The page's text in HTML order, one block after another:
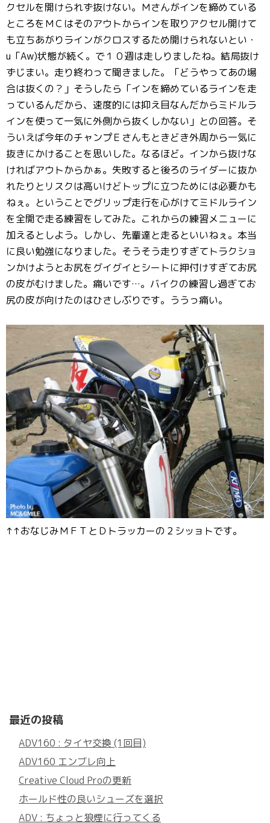
クセルを開けられず抜けない。Ｍさんがインを締めている
ところをＭＣはそのアウトからインを取りアクセル開けて
も立ちあがりラインがクロスするため開けられないとい・
u「Αw)状態が続く。で１０週は走しりましたね。結局抜け
ずじまい。走り終わって聞きました。「どうやってあの場
合は抜くの？」そうしたら「インを締めているラインを走
っているんだから、速度的には抑え目なんだからミドルラ
インを使って一気に外側から抜くしかない」との回答。そ
ういえば今年のチャンプＥさんもときどき外周から一気に
抜きにかけることを思いした。なるほど。インから抜けな
ければアウトからかぁ。失敗すると後ろのライダーに抜か
れたりとリスクは高いけどトップに立つためには必要かも
ねぇ。ということでグリップ走行を心がけてミドルライン
を全開で走る練習をしてみた。これからの練習メニューに
加えるとしよう。しかし、先輩達と走るといいねぇ。本当
に良い勉強になりました。そうそう走りすぎてトラクショ
ンかけようとお尻をグイグイとシートに押付けすぎてお尻
の皮がむけました。痛いです…。バイクの練習し過ぎてお
尻の皮が向けたのはひさしぶりです。ううっ痛い。
↑↑おなじみＭＦＴとＤトラッカーの２シッョトです。
最近の投稿
ADV160 : タイヤ交換 (1回目)
ADV160 エンブレ向上
Creative Cloud Proの更新
ホールド性の良いシューズを選択
ADV : ちょっと狼煙に行ってくる